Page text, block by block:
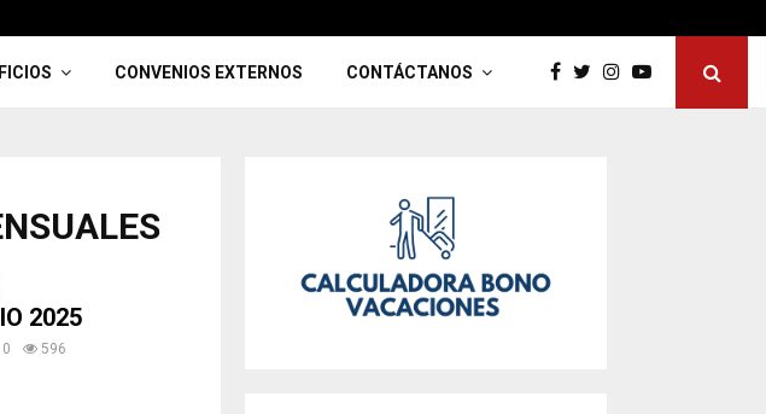
CONVENIOS EXTERNOS CONTÁCTANOS
2025
0 596